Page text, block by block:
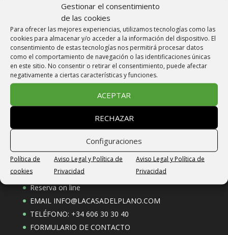
Gestionar el consentimiento
de las cookies
Para ofrecer las mejores experiencias, utilizamos tecnologías como las
cookies para almacenar y/o acceder a la información del dispositivo. El
consentimiento de estas tecnologías nos permitirá procesar datos
como el comportamiento de navegación o las identificaciones únicas
en este sitio. No consentir o retirar el consentimiento, puede afectar
negativamente a ciertas características y funciones.
ACEPTAR
RECHAZAR
Configuraciones
Política de
cookies
Aviso Legal y Política de
Privacidad
Aviso Legal y Política de
Privacidad
Telf: 606303040
Whatsapp y Telegram: 606303040
Email: info@lacasadelplano.com
Vivienda de Uso Turístico
VU-HUESCA-23-266
CODIGO ÚNICO ALOJAMIENTO
ESFCTU000022003000865657000000000000VU-
Reservas
Reserva on line
EMAIL INFO@LACASADELPLANO.COM
TELÉFONO: +34 606 30 30 40
FORMULARIO DE CONTACTO